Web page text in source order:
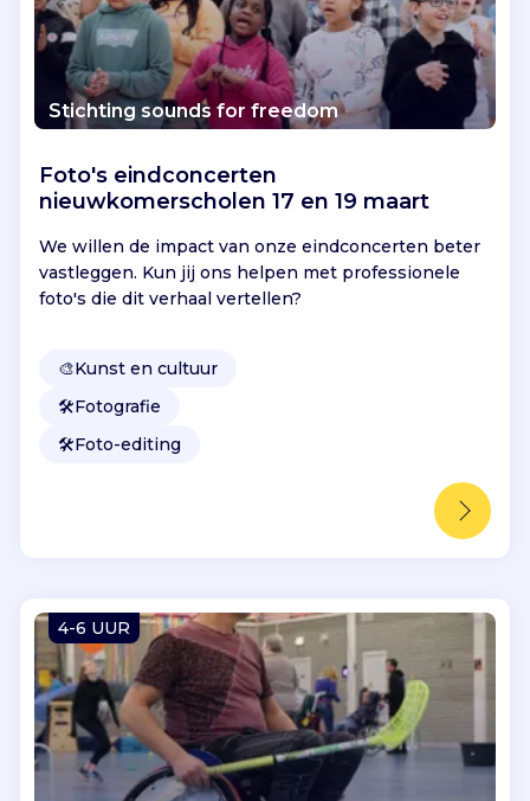
Stichting sounds for freedom
Foto's eindconcerten
nieuwkomerscholen 17 en 19 maart
We willen de impact van onze eindconcerten beter
vastleggen. Kun jij ons helpen met professionele
foto's die dit verhaal vertellen?
🎨Kunst en cultuur
🛠️Fotografie
🛠️Foto-editing
4-6 UUR